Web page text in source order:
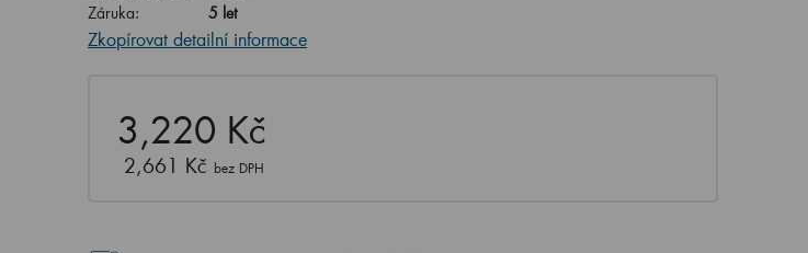
Záruka:
5 let
Zkopírovat detailní informace
3,220 Kč
2,661 Kč bez DPH